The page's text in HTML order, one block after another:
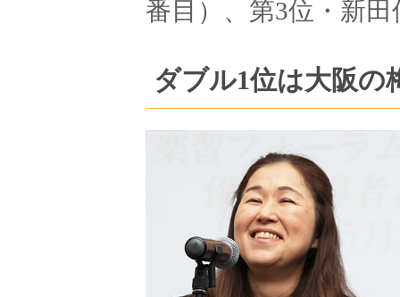
番目）、第3位・新
ダブル1位は大阪の